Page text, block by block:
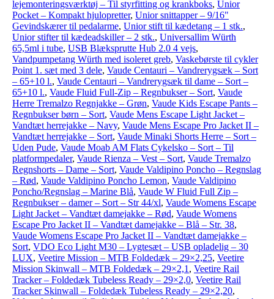
lejemonteringsværktøj – Til styrfitting og krankboks, Unior
Pocket – Kompakt hjulopretter, Unior snittapper – 9/16"
Gevindskærer til pedalarme, Unior stift til kædetang – 1 stk.,
Unior stifter til kædeadskiller – 2 stk., Universallim Würth
65,5ml i tube, USB Blæksprutte Hub 2.0 4 vejs,
Vandpumpetang Würth med isoleret greb, Vaskebørste til cykler
Point 1. sæt med 3 dele, Vaude Centauri – Vandrerygsæk – Sort
– 65+10 l., Vaude Centauri – Vandrerygsæk til dame – Sort –
65+10 l., Vaude Fluid Full-Zip – Regnbukser – Sort, Vaude
Herre Tremalzo Regnjakke – Grøn, Vaude Kids Escape Pants –
Regnbukser børn – Sort, Vaude Mens Escape Light Jacket –
Vandtæt herrejakke – Navy, Vaude Mens Escape Pro Jacket II –
Vandtæt herrejakke – Sort, Vaude Minaki Shorts Herre – Sort –
Uden Pude, Vaude Moab AM Flats Cykelsko – Sort – Til
platformpedaler, Vaude Rienza – Vest – Sort, Vaude Tremalzo
Regnshorts – Dame – Sort, Vaude Valdipino Poncho – Regnslag
– Rød, Vaude Valdipino Poncho Lemon, Vaude Valdipino
Poncho/Regnslag – Marine Blå, Vaude W Fluid Full Zip –
Regnbukser – damer – Sort – Str 44/xl, Vaude Womens Escape
Light Jacket – Vandtæt damejakke – Rød, Vaude Womens
Escape Pro Jacket II – Vandtæt damejakke – Blå – Str. 38,
Vaude Womens Escape Pro Jacket II – Vandtæt damejakke –
Sort, VDO Eco Light M30 – Lygtesæt – USB opladelig – 30
LUX, Veetire Mission – MTB Foldedæk – 29×2,25, Veetire
Mission Skinwall – MTB Foldedæk – 29×2,1 , Veetire Rail
Tracker – Foldedæk Tubeless Ready – 29×2,0, Veetire Rail
Tracker Skinwall – Foldedæk Tubeless Ready – 29×2,20,